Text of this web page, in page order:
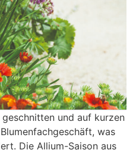
und auf kurzen
was
Die Allium-Saison aus